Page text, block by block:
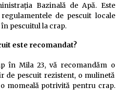
Bazinală de Apă. Este
de pescuit locale
pescuitul la crap.
este recomandat?
în Mila 23, vă recomandăm o
de pescuit rezistent, o mulinetă
momeală potrivită pentru crap.